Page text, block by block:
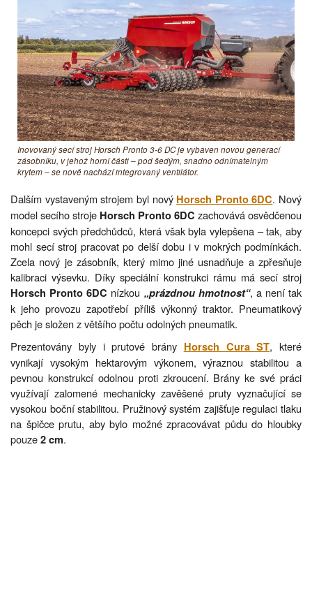
Inovovaný secí stroj Horsch Pronto 3-6 DC je vybaven novou generací
zásobníku, v jehož horní části – pod šedým, snadno odnímatelným
krytem – se nově nachází integrovaný ventilátor.
Dalším vystaveným strojem byl nový Horsch Pronto 6DC. Nový
model secího stroje Horsch Pronto 6DC zachovává osvědčenou
koncepci svých předchůdců, která však byla vylepšena – tak, aby
mohl secí stroj pracovat po delší dobu i v mokrých podmínkách.
Zcela nový je zásobník, který mimo jiné usnadňuje a zpřesňuje
kalibraci výsevku. Díky speciální konstrukci rámu má secí stroj
Horsch Pronto 6DC nízkou „prázdnou hmotnost“, a není tak
k jeho provozu zapotřebí příliš výkonný traktor. Pneumatikový
pěch je složen z většího počtu odolných pneumatik.
Prezentovány byly i prutové brány Horsch Cura ST, které
vynikají vysokým hektarovým výkonem, výraznou stabilitou a
pevnou konstrukcí odolnou proti zkroucení. Brány ke své práci
využívají zalomené mechanicky zavěšené pruty vyznačující se
vysokou boční stabilitou. Pružinový systém zajišťuje regulaci tlaku
na špičce prutu, aby bylo možné zpracovávat půdu do hloubky
pouze2 cm.